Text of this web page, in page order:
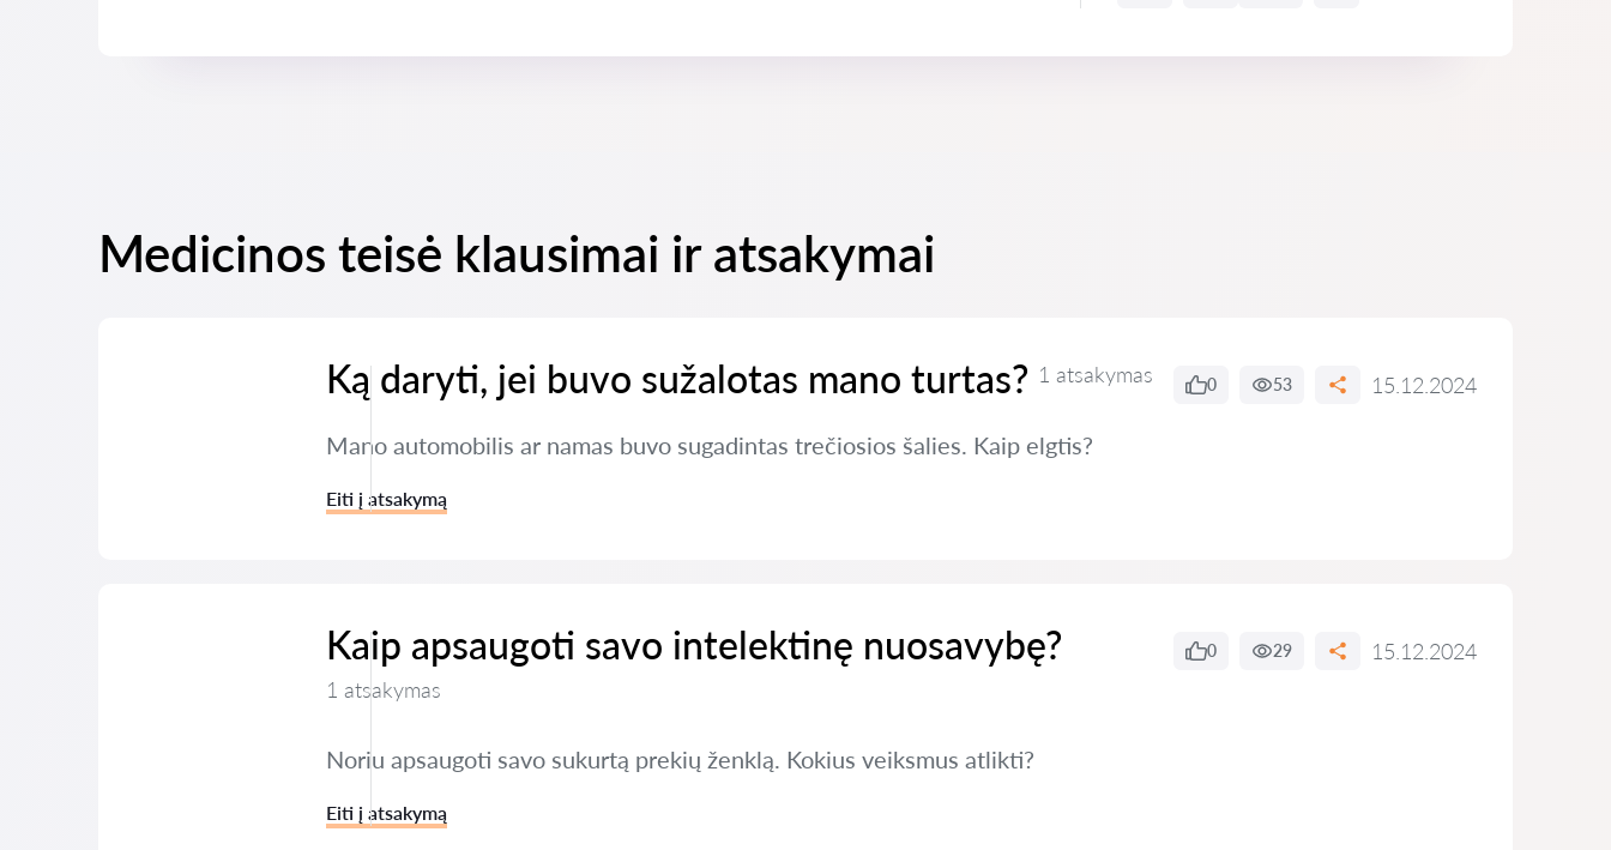
Medicinos teisė klausimai ir atsakymai
Ką daryti, jei buvo sužalotas mano turtas? 1 atsakymas 0 53 15.12.2024
Mano automobilis ar namas buvo sugadintas trečiosios šalies. Kaip elgtis?
Eiti į atsakymą
Kaip apsaugoti savo intelektinę nuosavybę?
1 atsakymas
0 29 15.12.2024
Noriu apsaugoti savo sukurtą prekių ženklą. Kokius veiksmus atlikti?
Eiti į atsakymą